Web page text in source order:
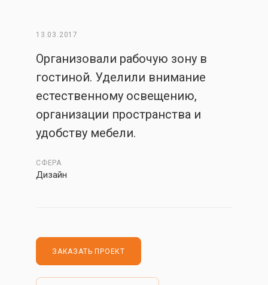
13.03.2017
Организовали рабочую зону в
гостиной. Уделили внимание
естественному освещению,
организации пространства и
удобству мебели.
СФЕРА
Дизайн
ЗАКАЗАТЬ ПРОЕКТ